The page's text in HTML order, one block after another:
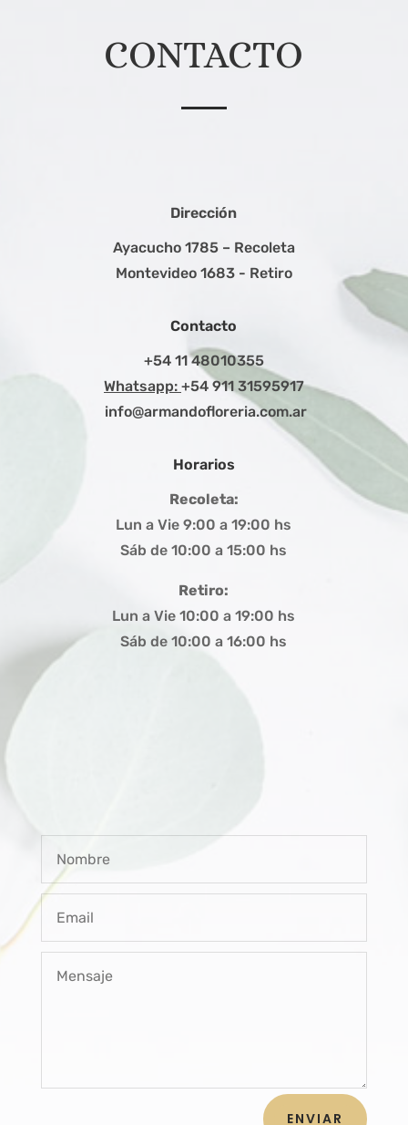
CONTACTO
Dirección
Ayacucho 1785 – Recoleta
Montevideo 1683 - Retiro
Contacto
+54 11 48010355
Whatsapp: +54 911 31595917
info@armandofloreria.com.ar
Horarios
Recoleta:
Lun a Vie 9:00 a 19:00 hs
Sáb de 10:00 a 15:00 hs
Retiro:
Lun a Vie 10:00 a 19:00 hs
Sáb de 10:00 a 16:00 hs
ENVIAR